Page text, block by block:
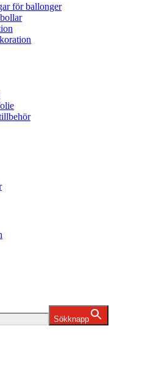
för ballonger
Sökknapp